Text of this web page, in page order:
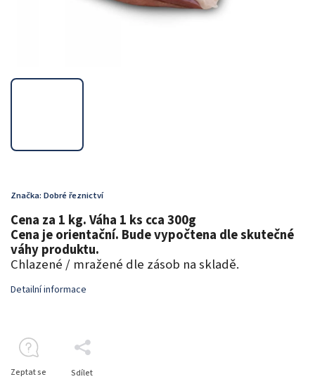
Značka: Dobré řeznictví
Cena za 1 kg. Váha 1 ks cca 300g
Cena je orientační. Bude vypočtena dle skutečné
váhy produktu.
Chlazené / mražené dle zásob na skladě.
Detailní informace
Zeptat se Sdílet